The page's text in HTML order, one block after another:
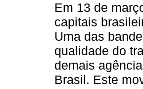
Em 13 de
capitais
Uma das
qualidade do
demais
Brasil. Este